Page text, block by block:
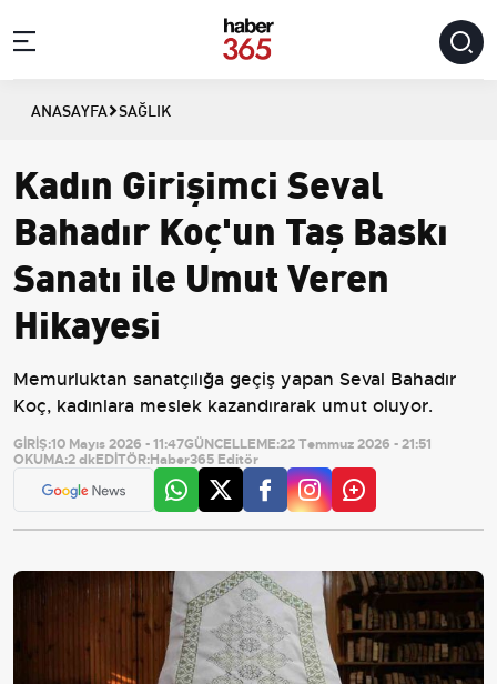
ANASAYFA SAĞLIK
Kadın Girişimci Seval
Bahadır Koç'un Taş Baskı
Sanatı ile Umut Veren
Hikayesi
Memurluktan sanatçılığa geçiş yapan Seval Bahadır
Koç, kadınlara meslek kazandırarak umut oluyor.
GİRİŞ:10 Mayıs 2026 - 11:47GÜNCELLEME:22 Temmuz 2026 - 21:51
OKUMA:2 dkEDİTÖR:Haber365 Editör